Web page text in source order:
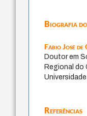
Biografia
Fábio José
Doutor em
Regional do
Referências